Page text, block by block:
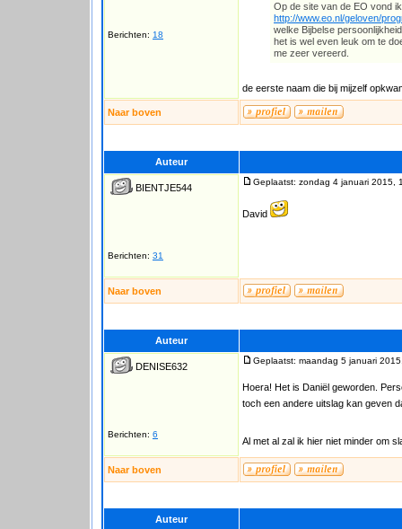
Berichten: 18
Op de site van de EO vond
http://www.eo.nl/geloven/
welke Bijbelse
het is wel even leuk om te
me zeer vereerd.
de eerste naam die bij mijzelf
Naar boven
Auteur
BIENTJE544
Berichten: 31
Geplaatst: zondag 4 januari 2015,
David
Naar boven
Auteur
DENISE632
Berichten: 6
Geplaatst: maandag 5 januari
Hoera! Het is Daniël geworden.
toch een andere uitslag kan geven
Al met al zal ik hier niet minder om
Naar boven
Auteur